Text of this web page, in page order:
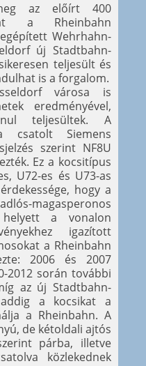
az előírt 400
a Rheinbahn
Wehrhahn-
új Stadtbahn-
teljesült és
is a forgalom.
városa is
eredményével,
teljesültek. A
csatolt Siemens
szerint NF8U
Ez a kocsitípus
U72-es és U73-as
hogy a
magasperonos
helyett a vonalon
igazított
a Rheinbahn
2006 és 2007
2012 során további
az új Stadtbahn-
a kocsikat a
a Rheinbahn. A
de kétoldali ajtós
párba, illetve
közlekednek